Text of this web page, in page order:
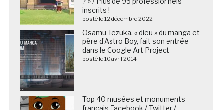
inscrits !
posté le 12 décembre 2022
Osamu Tezuka, « dieu » du manga et
père d’Astro Boy, fait son entrée
dans le Google Art Project
posté le 10 avril 2014
Top 40 musées et monuments
français Facebook / Twitter /